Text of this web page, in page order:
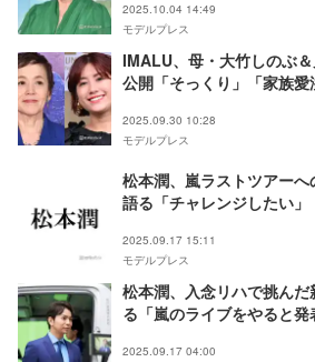
2025.10.04 14:49
モデルプレス
IMALU、母・大竹しのぶ
公開「そっくり」「家族
2025.09.30 10:28
モデルプレス
松本潤、嵐ラストツアー
語る「チャレンジしたい」
2025.09.17 15:11
モデルプレス
松本潤、入念リハで挑ん
る「嵐のライブをやると
2025.09.17 04:00